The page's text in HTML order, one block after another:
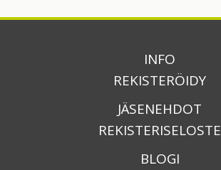
INFO
REKISTERÖIDY
JÄSENEHDOT
REKISTERISELOSTE
BLOGI